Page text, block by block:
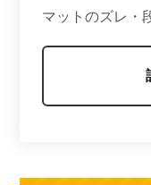
マットのズレ・